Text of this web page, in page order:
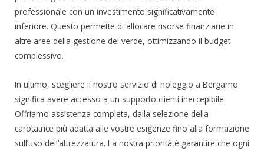
professionale con un investimento significativamente
inferiore. Questo permette di allocare risorse finanziarie in
altre aree della gestione del verde, ottimizzando il budget
complessivo.
In ultimo, scegliere il nostro servizio di noleggio a Bergamo
significa avere accesso a un supporto clienti ineccepibile.
Offriamo assistenza completa, dalla selezione della
carotatrice più adatta alle vostre esigenze fino alla formazione
sull’uso dell’attrezzatura. La nostra priorità è garantire che ogni